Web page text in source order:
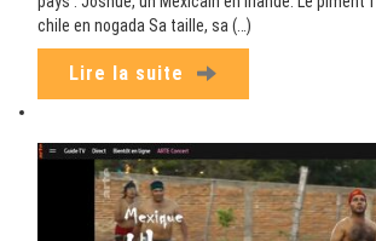
chile en nogada Sa taille, sa (…)
Lire la suite